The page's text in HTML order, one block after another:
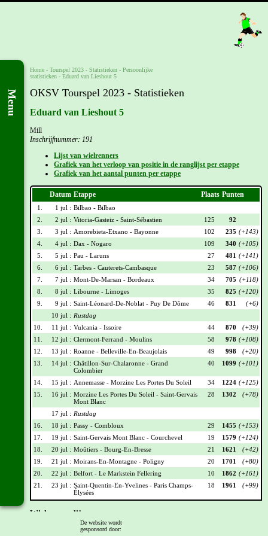
Menu
Home - Tourspel 2023 - Statistieken - Persoonlijke
statistieken - Eduard van Lieshout 5
OKSV Tourspel 2023 - Statistieken
Eduard van Lieshout 5
Mill
Inschrijfnummer: 191
Lijst van wielrenners
Grafiek van het verloop van positie in de ranglijst per etappe
Grafiek van het aantal punten per etappe
Datum Etappe Plaats Punten
1. 1 jul : Bilbao - Bilbao
2.
2 jul : Vitoria-Gasteiz - Saint-Sébastien 125
92
3.
3 jul : Amorebieta-Etxano - Bayonne 102 235 (+143)
4.
4 jul : Dax - Nogaro 109 340 (+105)
5.
5 jul : Pau - Laruns 27 481 (+141)
6.
6 jul : Tarbes - Cauterets-Cambasque 23 587 (+106)
7.
7 jul : Mont-De-Marsan - Bordeaux 34 705 (+118)
8.
8 jul : Libourne - Limoges 35 825 (+120)
9.
9 jul : Saint-Léonard-De-Noblat - Puy De Dôme 46 831
(+6)
10 jul : Rustdag
10.
11 jul : Vulcania - Issoire 44 870
(+39)
11.
12 jul : Clermont-Ferrand - Moulins 58 978 (+108)
12.
13 jul : Roanne - Belleville-En-Beaujolais 49 998
(+20)
13.
14 jul : Châtillon-Sur-Chalaronne - Grand
Colombier
40 1099 (+101)
14. 15 jul : Annemasse - Morzine Les Portes Du Soleil 34 1224 (+125)
15.
16 jul : Morzine Les Portes Du Soleil - Saint-Gervais
Mont Blanc
28 1302 (+78)
17 jul : Rustdag
16.
18 jul : Passy - Combloux 29 1455 (+153)
17.
19 jul : Saint-Gervais Mont Blanc - Courchevel 19 1579 (+124)
18.
20 jul : Moûtiers - Bourg-En-Bresse 21 1621
(+42)
19.
21 jul : Moirans-En-Montagne - Poligny 20 1701
(+80)
20.
22 jul : Belfort - Le Markstein Fellering 10 1862 (+161)
21.
23 jul : Saint-Quentin-En-Yvelines - Paris Champs-
Élysées
18 1961 (+99)
Wielrennerslijst
De website wordt
gesponsord door: